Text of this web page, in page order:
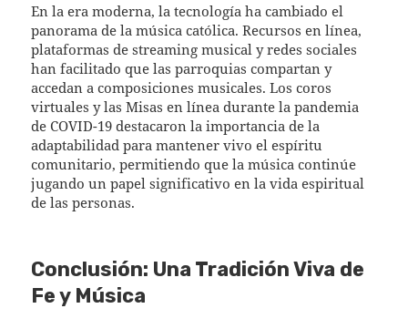
En la era moderna, la tecnología ha cambiado el
panorama de la música católica. Recursos en línea,
plataformas de streaming musical y redes sociales
han facilitado que las parroquias compartan y
accedan a composiciones musicales. Los coros
virtuales y las Misas en línea durante la pandemia
de COVID-19 destacaron la importancia de la
adaptabilidad para mantener vivo el espíritu
comunitario, permitiendo que la música continúe
jugando un papel significativo en la vida espiritual
de las personas.
Conclusión: Una Tradición Viva de
Fe y Música